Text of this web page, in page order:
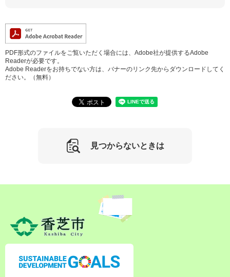
PDF形式のファイルをご覧いただく場合には、Adobe社が提供するAdobe
Readerが必要です。
Adobe Readerをお持ちでない方は、バナーのリンク先からダウンロードしてく
ださい。（無料）
見つからないときは